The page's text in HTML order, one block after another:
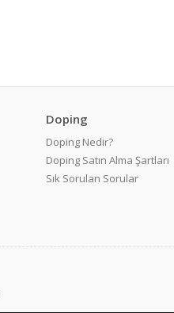
Doping
Doping Nedir?
Doping Satın Alma Şartları
Sık Sorulan Sorular